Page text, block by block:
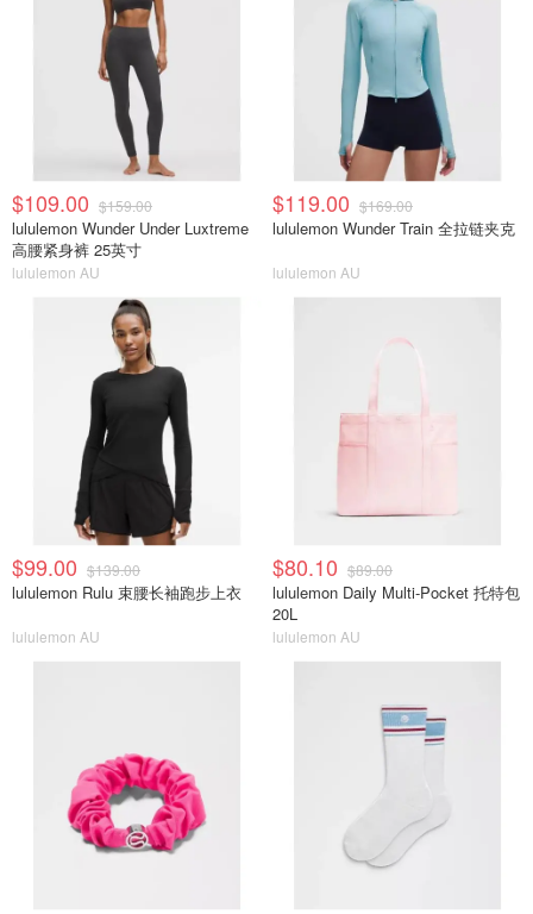
$109.00 $159.00
lululemon Wunder Under Luxtreme
高腰紧身裤 25英寸
lululemon AU
$119.00 $169.00
lululemon Wunder Train 全拉链夹克
lululemon AU
$99.00 $139.00
lululemon Rulu 束腰长袖跑步上衣
lululemon AU
$80.10 $89.00
lululemon Daily Multi-Pocket 托特包
20L
lululemon AU